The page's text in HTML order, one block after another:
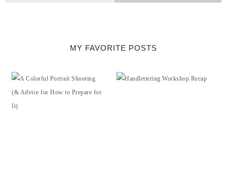
MY FAVORITE POSTS